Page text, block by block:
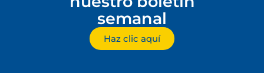
semanal
Haz clic aquí